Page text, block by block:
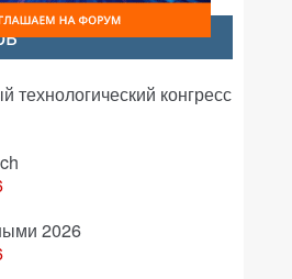
технологический конгресс
2026